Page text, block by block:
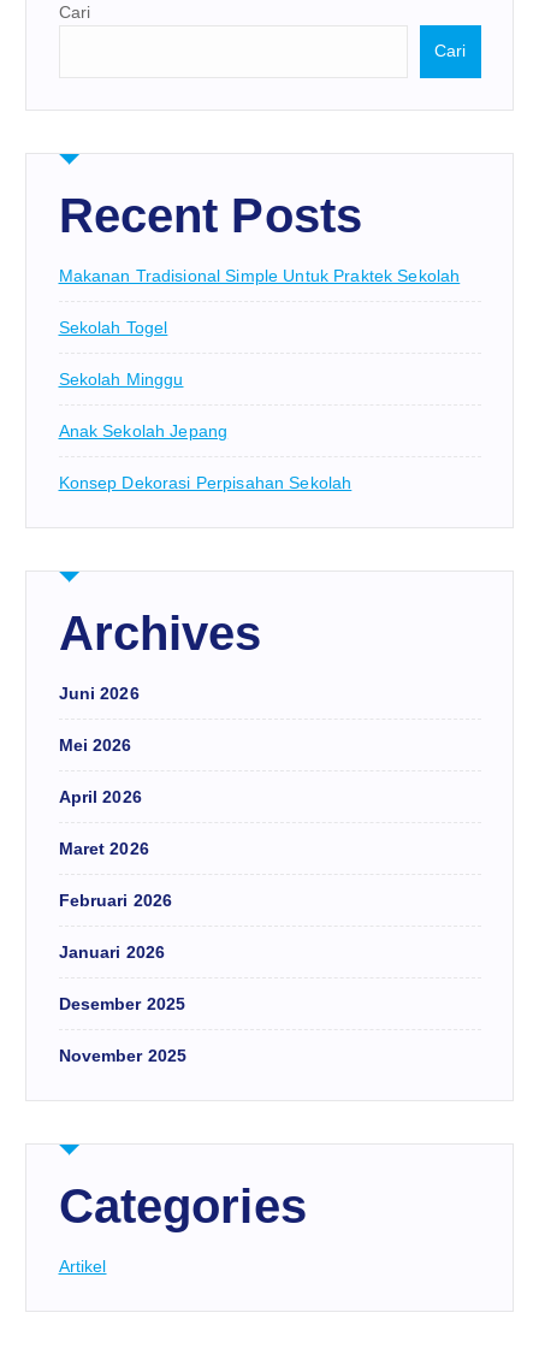
Cari
Cari
Recent Posts
Makanan Tradisional Simple Untuk Praktek Sekolah
Sekolah Togel
Sekolah Minggu
Anak Sekolah Jepang
Konsep Dekorasi Perpisahan Sekolah
Archives
Juni 2026
Mei 2026
April 2026
Maret 2026
Februari 2026
Januari 2026
Desember 2025
November 2025
Categories
Artikel